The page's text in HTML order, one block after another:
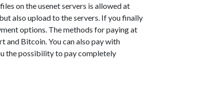
on the usenet servers is allowed at
also upload to the servers. If you finally
options. The methods for paying at
and Bitcoin. You can also pay with
the possibility to pay completely